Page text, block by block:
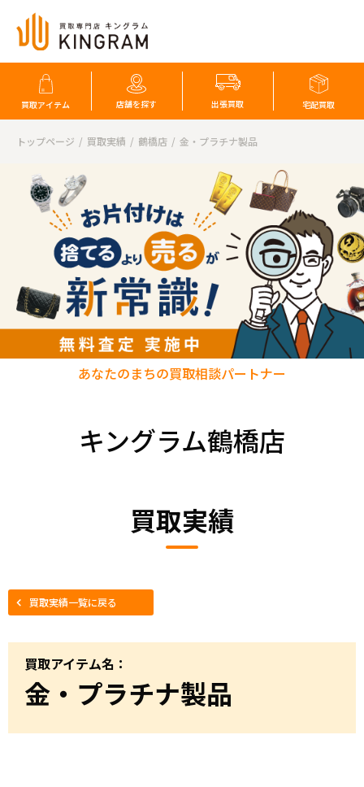
買取アイテム 店舗を探す 出張買取 宅配買取
トップページ 買取実績 鶴橋店 金・プラチナ製品
キングラム鶴橋店
あなたのまちの買取相談パートナー
買取実績
買取実績一覧に戻る
買取アイテム名：
金・プラチナ製品